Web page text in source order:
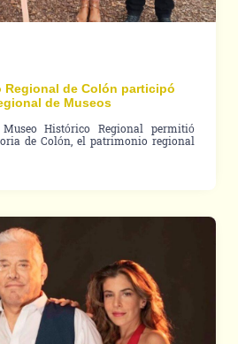
Regional de Colón participó
de Museos
Histórico Regional permitió
de Colón, el patrimonio regional